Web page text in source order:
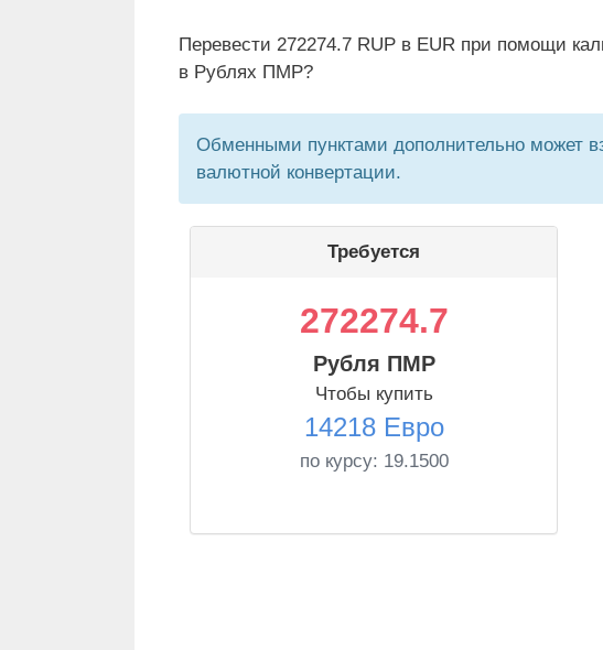
Перевести 272274.7 RUP в EUR при помощи
в Рублях ПМР?
Обменными пунктами дополнительно может
валютной конвертации.
Требуется
272274.7
Рубля ПМР
Чтобы купить
14218 Евро
по курсу: 19.1500